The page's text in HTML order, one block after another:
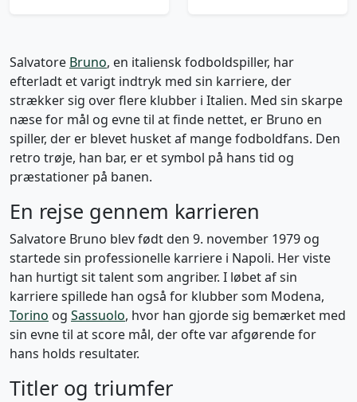
Salvatore Bruno, en italiensk fodboldspiller, har
efterladt et varigt indtryk med sin karriere, der
strækker sig over flere klubber i Italien. Med sin skarpe
næse for mål og evne til at finde nettet, er Bruno en
spiller, der er blevet husket af mange fodboldfans. Den
retro trøje, han bar, er et symbol på hans tid og
præstationer på banen.
En rejse gennem karrieren
Salvatore Bruno blev født den 9. november 1979 og
startede sin professionelle karriere i Napoli. Her viste
han hurtigt sit talent som angriber. I løbet af sin
karriere spillede han også for klubber som Modena,
Torino og Sassuolo, hvor han gjorde sig bemærket med
sin evne til at score mål, der ofte var afgørende for
hans holds resultater.
Titler og triumfer